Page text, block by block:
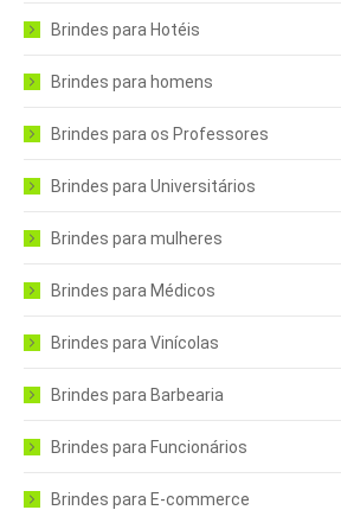
Brindes para Hotéis
Brindes para homens
Brindes para os Professores
Brindes para Universitários
Brindes para mulheres
Brindes para Médicos
Brindes para Vinícolas
Brindes para Barbearia
Brindes para Funcionários
Brindes para E-commerce